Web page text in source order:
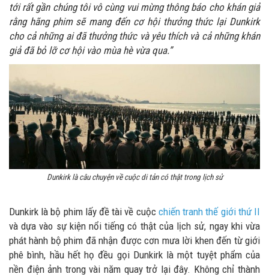
tới rất gần chúng tôi vô cùng vui mừng thông báo cho khán giả
rằng hãng phim sẽ mang đến cơ hội thưởng thức lại Dunkirk
cho cả những ai đã thưởng thức và yêu thích và cả những khán
giả đã bỏ lỡ cơ hội vào mùa hè vừa qua.”
Dunkirk là câu chuyện về cuộc di tản có thật trong lịch sử
Dunkirk là bộ phim lấy đề tài về cuộc chiến tranh thế giới thứ II
và dựa vào sự kiện nổi tiếng có thật của lịch sử, ngay khi vừa
phát hành bộ phim đã nhận được cơn mưa lời khen đến từ giới
phê bình, hầu hết họ đều gọi Dunkirk là một tuyệt phẩm của
nền điện ảnh trong vài năm quay trở lại đây. Không chỉ thành